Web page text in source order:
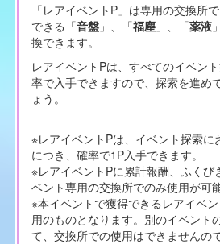
「レアイベントP」は専用の交換所
できる「音盤」、「福塵」、「薬液
換できます。
レアイベントPは、すべてのイベン
率で入手できますので、探索を進め
ょう。
※レアイベントPは、イベント探索に
につき、確率で1P入手できます。
※レアイベントPに累計報酬、ふくび
ベント専用の交換所でのみ使用が可能
※本イベントで獲得できるレアイベ
用のものとなります。別のイベント
て、交換所での使用はできませんの